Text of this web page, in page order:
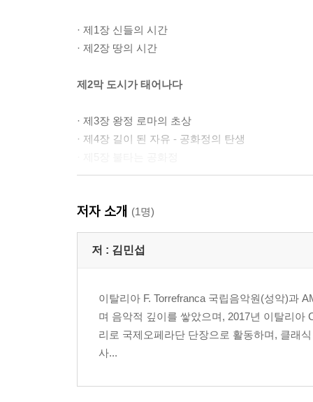
· 제1장 신들의 시간
· 제2장 땅의 시간
제2막 도시가 태어나다
· 제3장 왕정 로마의 초상
· 제4장 길이 된 자유 - 공화정의 탄생
· 제6장 제국의 건축가들 - 황제의 질서
· 제7장 제국의 심장에 들어온 빛
제4막 기다림의 시간
· 제10장 새벽을 기다리는 시대
저자 소개 (1명)
저 : 김민섭
이탈리아 F. Torrefranca 국립음악원(성악)과
며 음악적 깊이를 쌓았으며, 2017년 이탈리
리로 국제오페라단 단장으로 활동하며, 클래
사...